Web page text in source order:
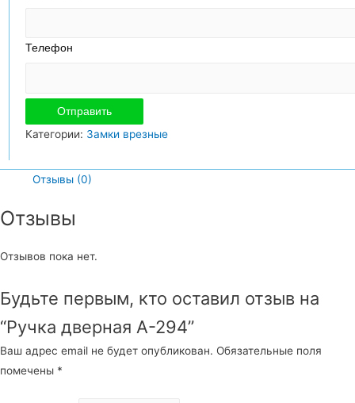
Телефон
Категории: Замки врезные
Отзывы (0)
Отзывы
Отзывов пока нет.
Будьте первым, кто оставил отзыв на
“Ручка дверная А-294”
Ваш адрес email не будет опубликован. Обязательные поля
помечены *